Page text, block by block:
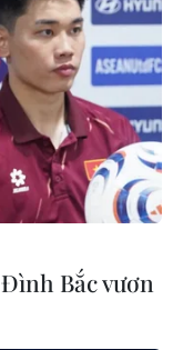
Bắc vươn